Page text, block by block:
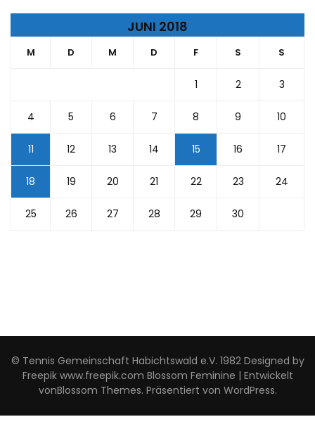
JUNI 2018
M D M D F S S
1 2 3
4 5 6 7 8 9 10
11 12 13 14 15 16 17
18 19 20 21 22 23 24
25 26 27 28 29 30
© Tennis Gemeinschaft Habichtswald e.V. 1982 Designed by
Freepik www.freepik.com Blossom Feminine | Entwickelt
vonBlossom Themes. Präsentiert von WordPress.